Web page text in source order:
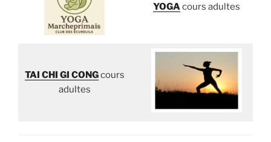
YOGAcours adultes
TAI CHI GI CONGcours
adultes